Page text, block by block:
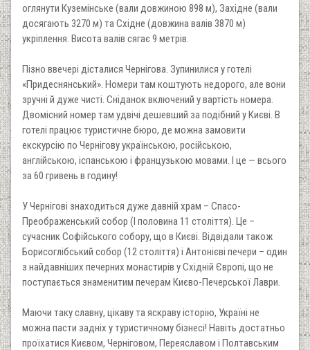
оглянути Куземінське (вали довжиною 898 м), Західне (вали
досягають 3270 м) та Східне (довжина валів 3870 м)
укріплення. Висота валів сягає 9 метрів.
Пізно ввечері дісталися Чернігова. Зупинилися у готелі
«Придеснянський». Номери там коштують недорого, але вони
зручні й дуже чисті. Сніданок включений у вартість номера.
Двомісний номер там удвічі дешевший за подібний у Києві. В
готелі працює туристичне бюро, де можна замовити
екскурсію по Чернігову українською, російською,
англійською, іспанською і французькою мовами. І це — всього
за 60 гривень в годину!
У Чернігові знаходиться дуже давній храм – Спасо-
Преображенський собор (І половина 11 століття). Це –
сучасник Софійського собору, що в Києві. Відвідали також
Борисоглібський собор (12 століття) і Антонієві печери – один
з найдавніших печерних монастирів у Східній Європі, що не
поступається знаменитим печерам Києво-Печерської Лаври.
Маючи таку славну, цікаву та яскраву історію, Україні не
можна пасти задніх у туристичному бізнесі! Навіть достатньо
проїхатися Києвом, Черніговом, Переяславом і Полтавським